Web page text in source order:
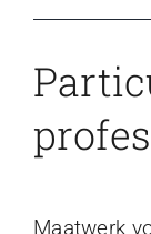
Maatwerk